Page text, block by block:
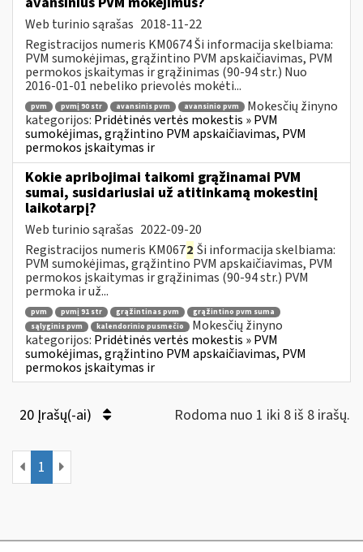
Web turinio sąrašas 2018-11-22
Registracijos numeris KM0674 Ši informacija skelbiama:
PVM sumokėjimas, grąžintino PVM apskaičiavimas, PVM
permokos įskaitymas ir grąžinimas (90-94 str.) Nuo
2016-01-01 nebeliko prievolės mokėti...
pvm pvmį 90 str avansinis pvm avansinio pvm
Mokesčių žinyno
kategorijos: Pridėtinės vertės mokestis » PVM
sumokėjimas, grąžintino PVM apskaičiavimas, PVM
permokos įskaitymas ir
Kokie apribojimai taikomi grąžinamai PVM
sumai, susidariusiai už atitinkamą mokestinį
laikotarpį?
Web turinio sąrašas 2022-09-20
Registracijos numeris KM0672 Ši informacija skelbiama:
PVM sumokėjimas, grąžintino PVM apskaičiavimas, PVM
permokos įskaitymas ir grąžinimas (90-94 str.) PVM
permoka ir už...
pvm pvmį 91 str grąžintinas pvm
grąžintino pvm suma
sąlyginis pvm
kalendorinio pusmečio
Mokesčių žinyno
kategorijos: Pridėtinės vertės mokestis » PVM
sumokėjimas, grąžintino PVM apskaičiavimas, PVM
permokos įskaitymas ir
20 Įrašų(-ai) Rodoma nuo 1 iki 8 iš 8 irašų.
1